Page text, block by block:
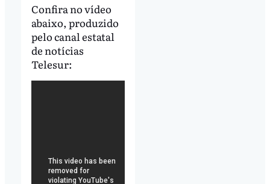
Confira no vídeo
abaixo, produzido
pelo canal estatal
de notícias
Telesur: